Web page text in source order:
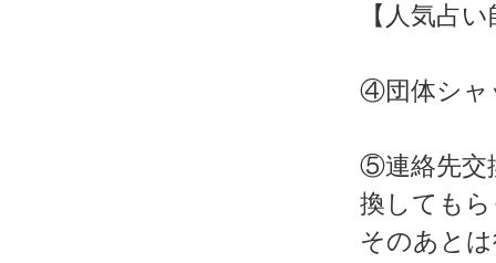
【人気占
④団体シャ
⑤連絡先交
換しても
そのあと